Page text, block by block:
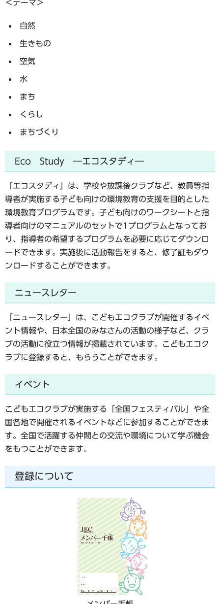
＜テーマ＞
自然
生きもの
空気
水
まち
くらし
まちづくり
Eco Study ―エコスタディ―
「エコスタディ」は、学校や放課後クラブなど、教員等指
導者が実施する子ども向けの環境教育の支援を目的とした
環境教育プログラムです。子ども向けのワークシートと指
導者向けのマニュアルのセットで1プログラムとなってお
り、指導者の希望するプログラムを必要に応じてダウンロ
ードできます。実施後に活動報告をすると、修了証もダウ
ンロードすることができます。
ニュースレター
「ニュースレター」は、こどもエコクラブが開催するイベ
ント情報や、日本全国のみなさんの活動の様子など、クラ
ブの活動に役立つ情報が掲載されています。こどもエコク
ラブに登録すると、もらうことができます。
イベント
こどもエコクラブが実施する「全国フェスティバル」や全
国各地で開催されるイベントなどに参加することができま
す。全国で活躍する仲間との交流や環境について学ぶ機会
をもつことができます。
登録について